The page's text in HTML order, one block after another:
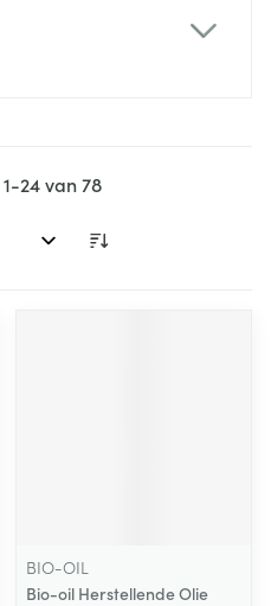
1-24van78
BIO-OIL
Bio-oil Herstellende Olie